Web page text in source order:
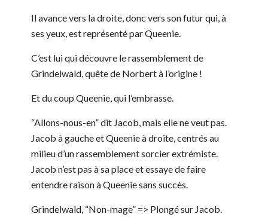
Il avance vers la droite, donc vers son futur qui, à
ses yeux, est représenté par Queenie.
C’est lui qui découvre le rassemblement de
Grindelwald, quête de Norbert à l’origine !
Et du coup Queenie, qui l’embrasse.
“Allons-nous-en” dit Jacob, mais elle ne veut pas.
Jacob à gauche et Queenie à droite, centrés au
milieu d’un rassemblement sorcier extrémiste.
Jacob n’est pas à sa place et essaye de faire
entendre raison à Queenie sans succès.
Grindelwald, “Non-mage” => Plongé sur Jacob.